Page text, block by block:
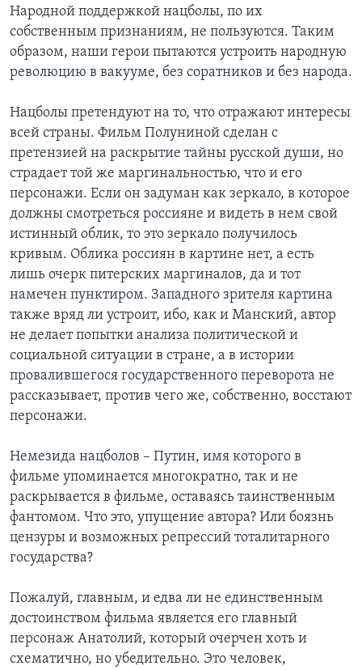
Народной поддержкой нацболы, по их
собственным признаниям, не пользуются. Таким
образом, наши герои пытаются устроить народную
революцию в вакууме, без соратников и без народа.
Нацболы претендуют на то, что отражают интересы
всей страны. Фильм Полуниной сделан с
претензией на раскрытие тайны русской души, но
страдает той же маргинальностью, что и его
персонажи. Если он задуман как зеркало, в которое
должны смотреться россияне и видеть в нем свой
истинный облик, то это зеркало получилось
кривым. Облика россиян в картине нет, а есть
лишь очерк питерских маргиналов, да и тот
намечен пунктиром. Западного зрителя картина
также вряд ли устроит, ибо, как и Манский, автор
не делает попытки анализа политической и
социальной ситуации в стране, а в истории
провалившегося государственного переворота не
рассказывает, против чего же, собственно, восстают
персонажи.
Немезида нацболов – Путин, имя которого в
фильме упоминается многократно, так и не
раскрывается в фильме, оставаясь таинственным
фантомом. Что это, упущение автора? Или боязнь
цензуры и возможных репрессий тоталитарного
государства?
Пожалуй, главным, и едва ли не единственным
достоинством фильма является его главный
персонаж Анатолий, который очерчен хоть и
схематично, но убедительно. Это человек,